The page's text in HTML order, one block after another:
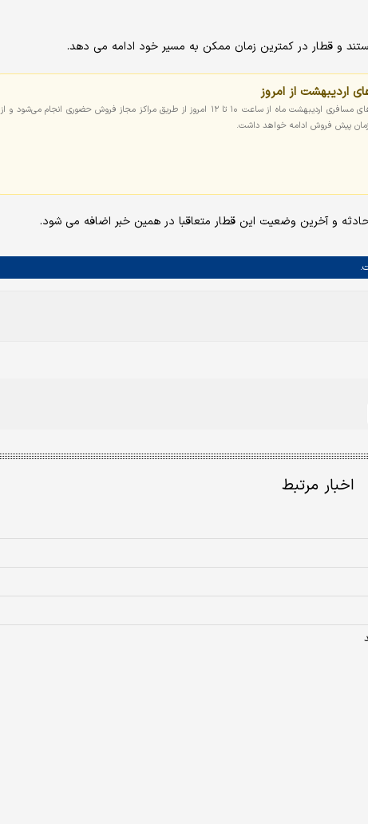
و قطار در کمترین زمان ممکن به مسیر خود ادامه می دهد.
اردیبهشت از امروز
پیش‌فروش حضوری بلیت‌ قطارهای مسافری اردیبهشت ماه از ساعت ۱۰ تا ۱۲ امروز از طریق مراکز مجاز فروش حضوری انجام می‌شود و از
و آخرین وضعیت این قطار متعاقبا در همین خبر اضافه می شود.
اخبار مرتبط